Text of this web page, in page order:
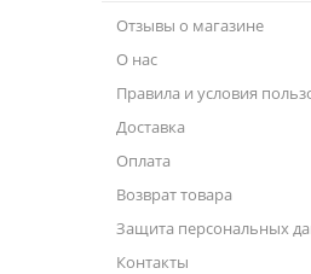
Промышленная программа
Зимняя программа
Отзывы о магазине
О нас
Правила и условия
Доставка
Оплата
Возврат товара
Защита персональных
Контакты